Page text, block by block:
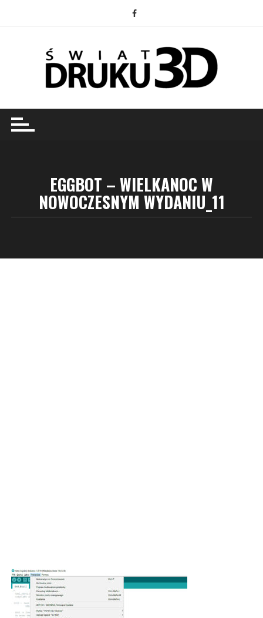
EGGBOT – WIELKANOC W
NOWOCZESNYM WYDANIU_11